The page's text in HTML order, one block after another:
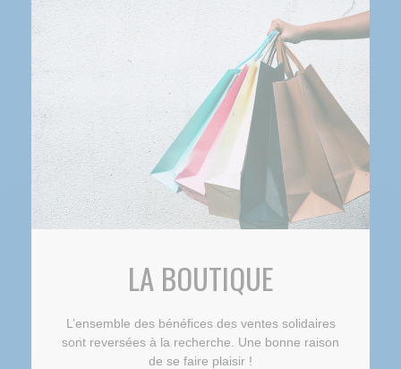
LA BOUTIQUE
L’ensemble des bénéfices des ventes solidaires
sont reversées à la recherche. Une bonne raison
de se faire plaisir !